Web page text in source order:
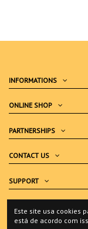
INFORMATIONS
ONLINE SHOP
PARTNERSHIPS
CONTACT US
SUPPORT
Este site usa cookies
está de acordo com